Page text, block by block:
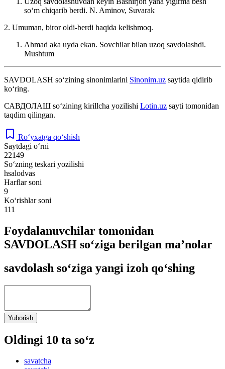
soʻm chiqarib berdi. N. Aminov, Suvarak
2. Umuman, biror oldi-berdi haqida kelishmoq.
Ahmad aka uyda ekan. Sovchilar bilan uzoq savdolashdi.
Mushtum
SAVDOLASH so‘zining sinonimlarini Sinonim.uz saytida qidirib
ko‘ring.
САВДОЛАШ so‘zining kirillcha yozilishi Lotin.uz sayti tomonidan
taqdim qilingan.
Ro‘yxatga qo‘shish
Saytdagi o‘rni
22149
So‘zning teskari yozilishi
hsalodvas
Harflar soni
9
Ko‘rishlar soni
111
Foydalanuvchilar tomonidan
SAVDOLASH so‘ziga berilgan ma’nolar
savdolash so‘ziga yangi izoh qo‘shing
Yuborish
Oldingi 10 ta so‘z
savatcha